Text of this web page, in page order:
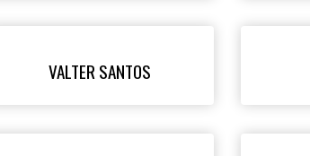
VALTER SANTOS